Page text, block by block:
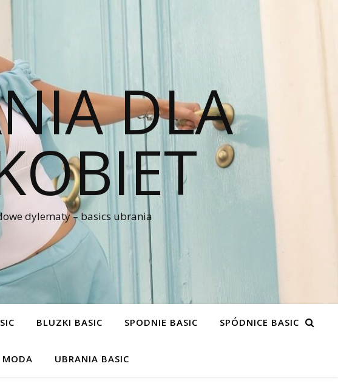
DLA
dylematy – basics ubrania
BLUZKI BASIC SPODNIE BASIC SPÓDNICE BASIC
MODA UBRANIA BASIC